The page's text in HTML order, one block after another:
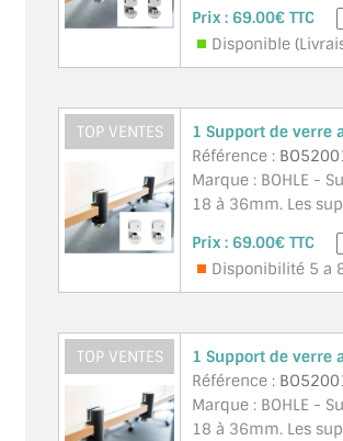
Prix : 69.00€ TTC
Disponible
TOP VENTES
1 Support de verre
Référence :
Marque : BOHLE -
18 à 36mm. Les
Prix : 69.00€ TTC
Disponibilité 5 a
TOP VENTES
1 Support de verre
Référence :
Marque : BOHLE -
18 à 36mm. Les